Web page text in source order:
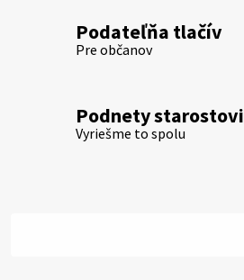
Podateľňa tlačív
Pre občanov
Podnety starostovi
Vyriešme to spolu